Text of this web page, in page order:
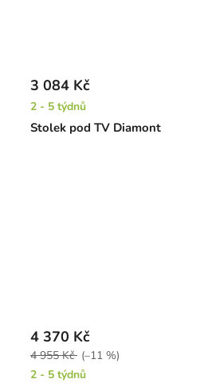
Stolek pod TV Diamont
3 084 Kč
2 - 5 týdnů
4 370 Kč
4 955 Kč (–11 %)
2 - 5 týdnů